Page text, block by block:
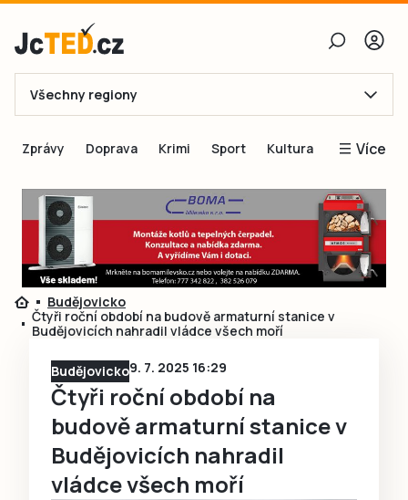
E-mail
Obnovit heslo
Přihlásit se
Přihlásit se přes Facebook
Všechny regiony
Zprávy Doprava Krimi Sport Kultura Více
Blogy
Inspirace
Čtenáři píší
Speciální přílohy
Budějovicko
Čtyři roční období na budově armaturní stanice v
Budějovicích nahradil vládce všech moří
Budějovicko9. 7. 2025 16:29
Čtyři roční období na
budově armaturní stanice v
Budějovicích nahradil
vládce všech moří